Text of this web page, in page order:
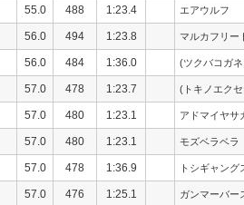
55.0 488 1:23.4 エアウルフ
56.0 494 1:23.8 マルカフリー
56.0 484 1:36.0 (ツクバコガ
57.0 478 1:23.7 (トキノエク
57.0 480 1:23.1 アドマイヤサ
57.0 480 1:23.1 モズベラベラ
57.0 478 1:36.9 トシギャング
57.0 476 1:25.1 ガンマーバー